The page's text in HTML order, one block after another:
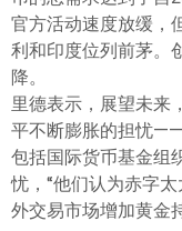
官方活动速度放缓，
利和印度位列前茅。
降。
里德表示，展望未
平不断膨胀的担忧——
包括国际货币基金组
忧，“他们认为赤字
外交易市场增加黄金